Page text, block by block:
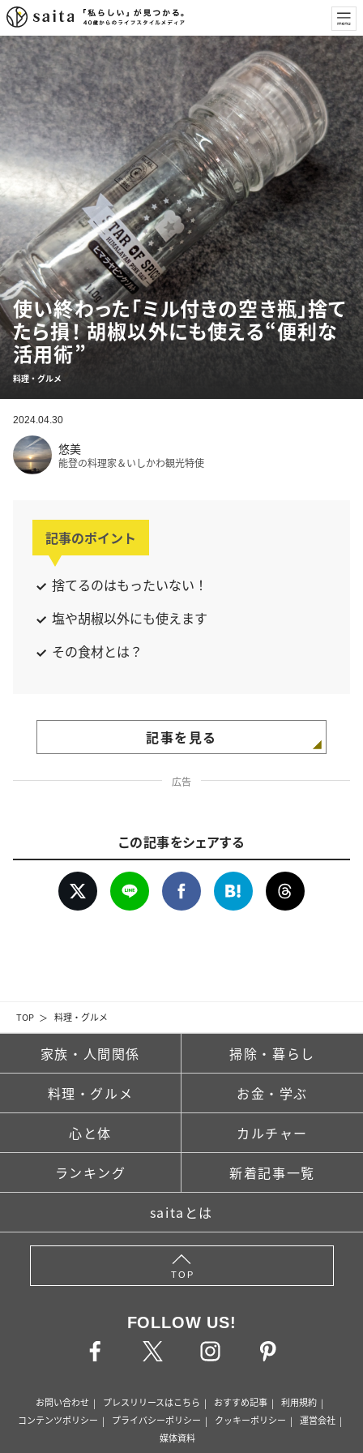
TOP 料理・グルメ
使い終わった「ミル付きの空き瓶」捨て
たら損！ 胡椒以外にも使える“便利な
活用術”
料理・グルメ
2024.04.30
悠美
能登の料理家＆いしかわ観光特使
記事のポイント
捨てるのはもったいない！
塩や胡椒以外にも使えます
その食材とは？
記事を見る
広告
この記事をシェアする
家族・人間関係 掃除・暮らし
料理・グルメ お金・学ぶ
心と体 カルチャー
ランキング 新着記事一覧
saitaとは
TOP
FOLLOW US!
お問い合わせ プレスリリースはこちら おすすめ記事
利用規約
コンテンツポリシー
プライバシーポリシー クッキーポリシー
運営会社
媒体資料